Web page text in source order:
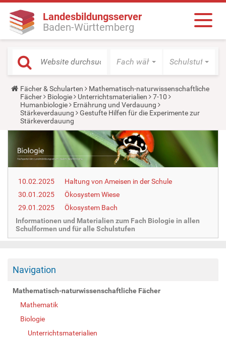
Landesbildungsserver
Baden-Württemberg
Fach wählen Schulstufe
Y
o
u
a
r
e
r
e
:
Fächer & Schularten
Mathematisch-naturwissenschaftliche
Fächer
Biologie Unterrichtsmaterialien
7-10
Humanbiologie
Ernährung und Verdauung
Stärkeverdauung
Gestufte Hilfen für die Experimente zur
Stärkeverdauung
10.02.2025
Haltung von Ameisen in der Schule
30.01.2025
Ökosystem Wiese
29.01.2025
Ökosystem Bach
Informationen und Materialien zum Fach Biologie in allen
Schulformen und für alle Schulstufen
Navigation
Mathematisch-naturwissenschaftliche Fächer
Mathematik
Biologie
Unterrichtsmaterialien